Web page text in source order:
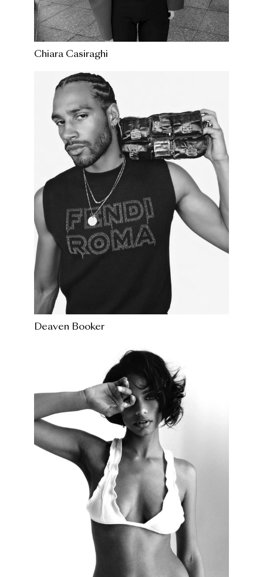
Chiara Casiraghi
Deaven Booker